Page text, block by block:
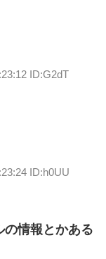
ID:G2dT
ID:h0UU
の情報とかある